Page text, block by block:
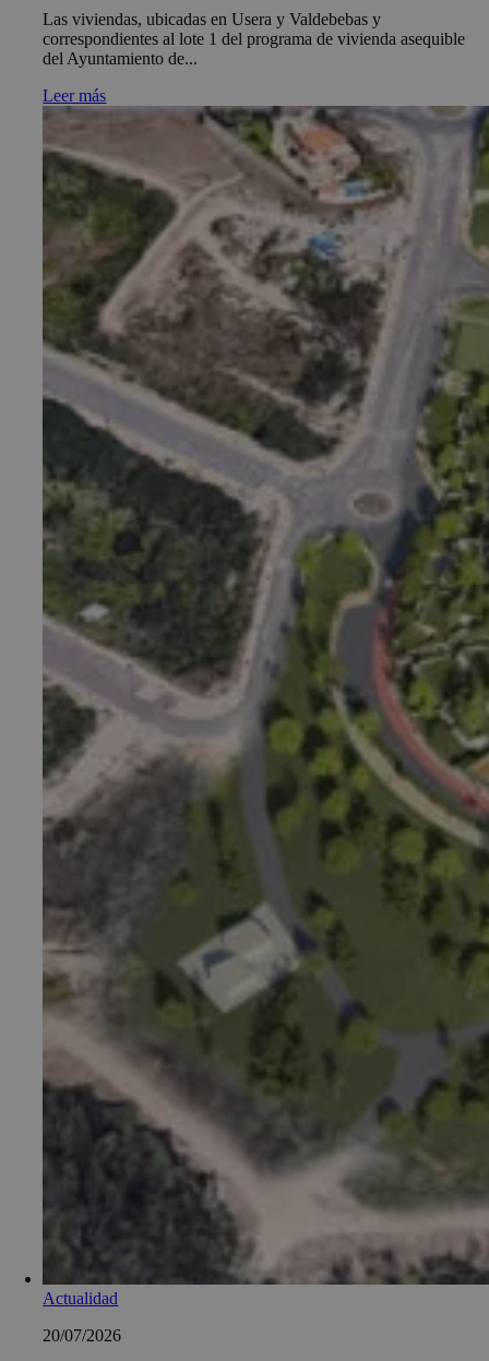
Las viviendas, ubicadas en Usera y Valdebebas y
correspondientes al lote 1 del programa de vivienda asequible
del Ayuntamiento de...
Leer más
Actualidad
20/07/2026